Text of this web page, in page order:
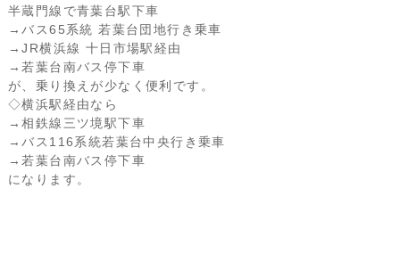
半蔵門線で青葉台駅下車
→バス65系統 若葉台団地行き乗車
→JR横浜線 十日市場駅経由
→若葉台南バス停下車
が、乗り換えが少なく便利です。
◇横浜駅経由なら
→相鉄線三ツ境駅下車
→バス116系統若葉台中央行き乗車
→若葉台南バス停下車
になります。